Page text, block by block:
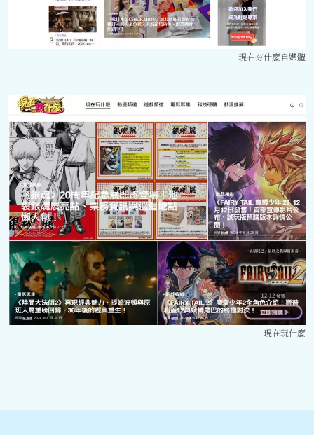
現在夯什麼自媒體
現在玩什麼